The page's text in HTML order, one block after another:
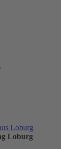
Loburg
Loburg